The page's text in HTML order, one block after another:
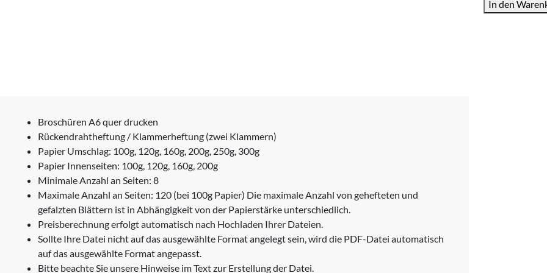
Broschüren A6 quer drucken
Rückendrahtheftung / Klammerheftung (zwei Klammern)
Papier Umschlag: 100g, 120g, 160g, 200g, 250g, 300g
Papier Innenseiten: 100g, 120g, 160g, 200g
Minimale Anzahl an Seiten: 8
Maximale Anzahl an Seiten: 120 (bei 100g Papier) Die maximale Anzahl von gehefteten und
gefalzten Blättern ist in Abhängigkeit von der Papierstärke unterschiedlich.
Preisberechnung erfolgt automatisch nach Hochladen Ihrer Dateien.
Sollte Ihre Datei nicht auf das ausgewählte Format angelegt sein, wird die PDF-Datei automatisch
auf das ausgewählte Format angepasst.
Bitte beachte Sie unsere Hinweise im Text zur Erstellung der Datei.
quer
In den